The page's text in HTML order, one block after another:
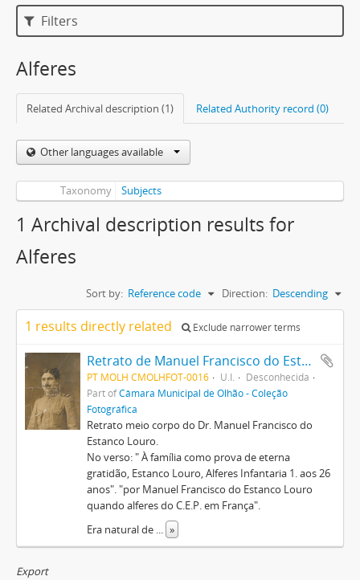
Filters
Alferes
Related Archival description (1) Related Authority record (0)
Other languages available
Taxonomy Subjects
1 Archival description results for
Alferes
Sort by: Reference code Direction: Descending
1 results directly related Exclude narrower terms
Retrato de Manuel Francisco do Estanco Louro
PT MOLH CMOLHFOT-0016 U.I.
Desconhecida
Part ofCâmara Municipal de Olhão - Coleção
Fotográfica
Retrato meio corpo do Dr. Manuel Francisco do
Estanco Louro.
No verso: " À família como prova de eterna
gratidão, Estanco Louro, Alferes Infantaria 1. aos 26
anos". "por Manuel Francisco do Estanco Louro
quando alferes do C.E.P. em França".
Era natural de ... »
Export